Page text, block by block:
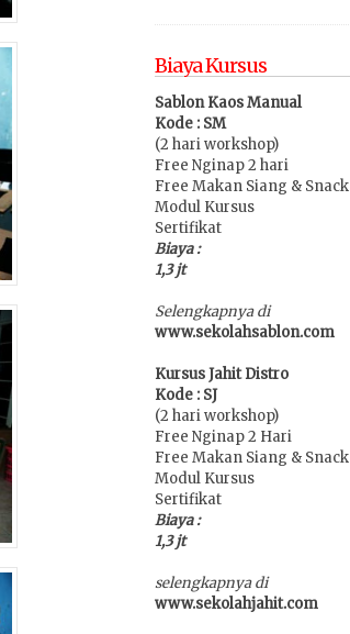
Biaya Kursus
Sablon Kaos Manual
Kode : SM
(2 hari workshop)
Free Nginap 2 hari
Free Makan Siang & Snack
Modul Kursus
Sertifikat
Biaya :
1,3 jt
Selengkapnya di
www.sekolahsablon.com
Kursus Jahit Distro
Kode : SJ
(2 hari workshop)
Free Nginap 2 Hari
Free Makan Siang & Snack
Modul Kursus
Sertifikat
Biaya :
1,3 jt
selengkapnya di
www.sekolahjahit.com